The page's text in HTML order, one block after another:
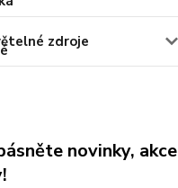
zdroje
novinky, akce